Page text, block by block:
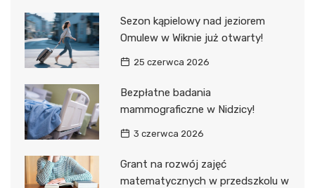
Sezon kąpielowy nad jeziorem
Omulew w Wiknie już otwarty!
25 czerwca 2026
Bezpłatne badania
mammograficzne w Nidzicy!
3 czerwca 2026
Grant na rozwój zajęć
matematycznych w przedszkolu w